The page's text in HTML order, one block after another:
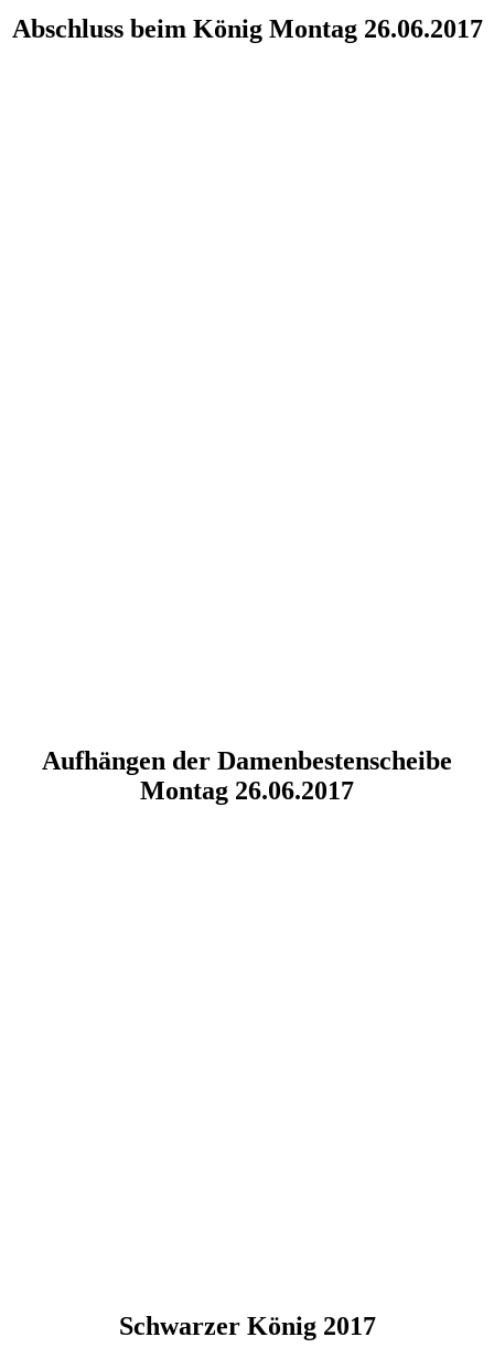
Abschluss beim König Montag 26.06.2017
Aufhängen der Damenbestenscheibe
Montag 26.06.2017
Schwarzer König 2017